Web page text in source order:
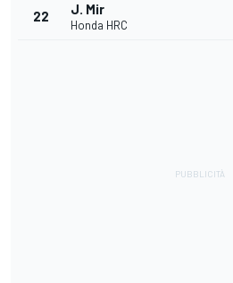
22 J. Mir
Honda HRC